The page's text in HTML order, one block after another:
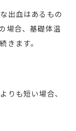
出血はあるもの
場合、基礎体温
きます。
りも短い場合、